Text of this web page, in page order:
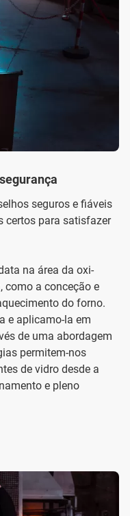
seguros e fiáveis
certos para satisfazer
na área da oxi-
a conceção e
do forno.
e aplicamo-la em
de uma abordagem
permitem-nos
de vidro desde a
e pleno